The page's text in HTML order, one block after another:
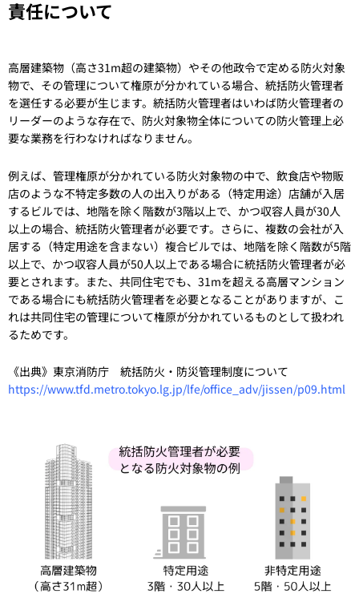
責任について
高層建築物（高さ31m超の建築物）やその他政令で定める防火対象
物で、その管理について権原が分かれている場合、統括防火管理者
を選任する必要が生じます。統括防火管理者はいわば防火管理者の
リーダーのような存在で、防火対象物全体についての防火管理上必
要な業務を行わなければなりません。
例えば、管理権原が分かれている防火対象物の中で、飲食店や物販
店のような不特定多数の人の出入りがある（特定用途）店舗が入居
するビルでは、地階を除く階数が3階以上で、かつ収容人員が30人
以上の場合、統括防火管理者が必要です。さらに、複数の会社が入
居する（特定用途を含まない）複合ビルでは、地階を除く階数が5階
以上で、かつ収容人員が50人以上である場合に統括防火管理者が必
要とされます。また、共同住宅でも、31mを超える高層マンション
である場合にも統括防火管理者を必要となることがありますが、こ
れは共同住宅の管理について権原が分かれているものとして扱われ
るためです。
《出典》東京消防庁 統括防火・防災管理制度について
https://www.tfd.metro.tokyo.lg.jp/lfe/office_adv/jissen/p09.html